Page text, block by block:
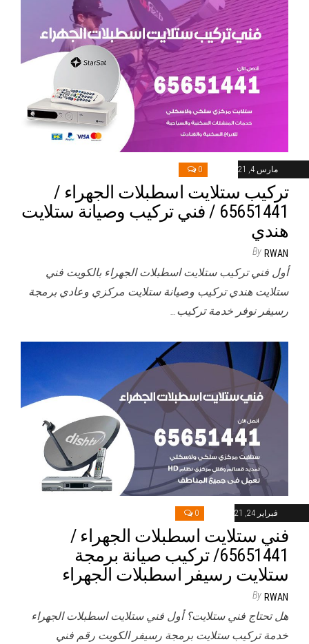
مارس 4, 2021 0
تركيب ستلايت اسطبلات الجهراء /
65651441 / فني تركيب وصيانة ستلايت
هندي
By RWAN
أول فني تركيب ستلايت اسطبلات الجهراء بالكويت فني
ستلايت هندي تركيب وصيانة ستلايت مركزي وعادي برمجة
رسيفر نوفر خدمة تركيب…
فبراير 24, 2021 0
فني ستلايت اسطبلات الجهراء /
65651441/ تركيب صيانة برمجة
ستلايت رسيفر اسطبلات الجهراء
By RWAN
هل تحتاج فني ستلايت؟ أول فني ستلايت اسطبلات الجهراء
خدمة تركيب ستلايت برمجة رسيفر الكويت رقم فني